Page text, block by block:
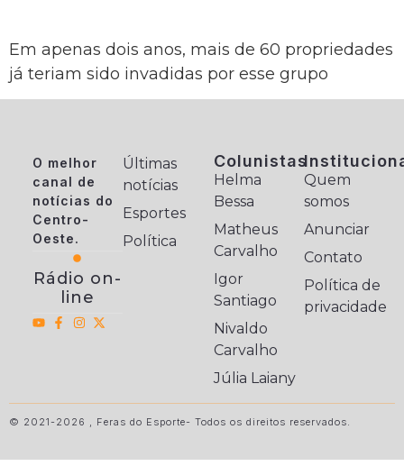
Em apenas dois anos, mais de 60 propriedades
já teriam sido invadidas por esse grupo
O melhor
canal de
notícias do
Centro-
Oeste.
Rádio on-
line
Últimas
notícias
Esportes
Política
Colunistas
Helma
Bessa
Matheus
Carvalho
Igor
Santiago
Nivaldo
Carvalho
Júlia Laiany
Quem
somos
Anunciar
Contato
Política de
privacidade
© 2021-2026 , Feras do Esporte- Todos os direitos reservados.